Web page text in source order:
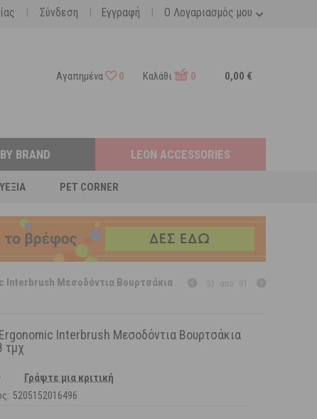
Ο Λογαριασμός μου
| Σύνδεση | Εγγραφή |
Αγαπημένα 0 Καλάθι 0 0,00 €
PET CORNER
BRAND LEON ACCESSORIES
Interbrush Μεσοδόντια Βουρτσάκια
Interbrush Μεσοδόντια Βουρτσάκια
τμχ
Γράψτε μια κριτική
5205152016496